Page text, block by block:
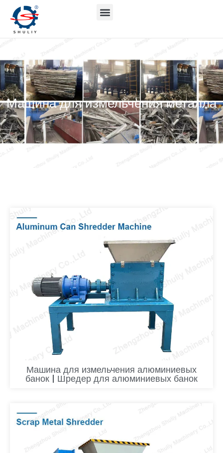
Машина для измельчения металла
Машина для измельчения алюминиевых
банок | Шредер для алюминиевых банок